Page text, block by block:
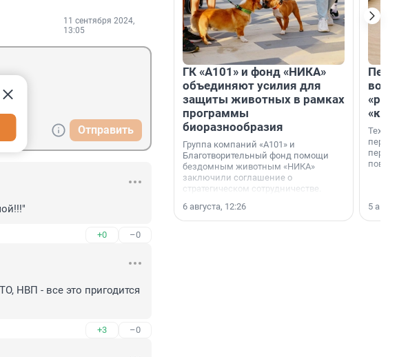
11 сентября 2024,
13:05
Отправить
+0 –0
НВП - все это пригодится
+3 –0
ГК «А101» и фонд «НИКА»
объединяют усилия для
защиты животных в рамках
программы
биоразнообразия
Группа компаний «А101» и
Благотворительный фонд помощи
бездомным животным «НИКА»
заключили соглашение о
стратегическом сотрудничестве.
6 августа, 12:26
5